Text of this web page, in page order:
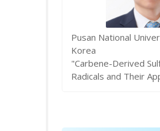
Pusan National
Korea
"Carbene-Derived
Radicals and Their